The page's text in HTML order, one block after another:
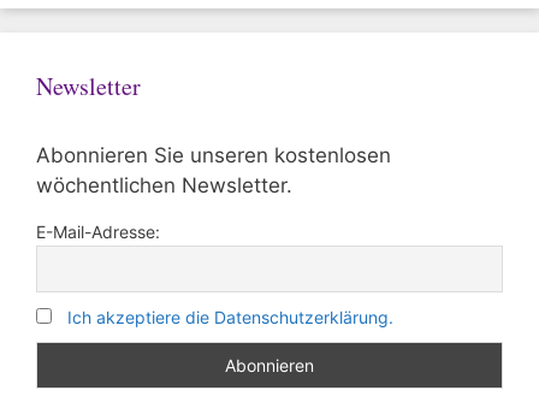
Newsletter
Abonnieren Sie unseren kostenlosen
wöchentlichen Newsletter.
E-Mail-Adresse:
Ich akzeptiere die Datenschutzerklärung.